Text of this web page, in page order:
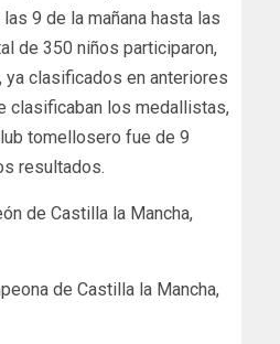
9 de la mañana hasta las
de 350 niños participaron,
clasificados en anteriores
clasificaban los medallistas,
tomellosero fue de 9
resultados.
de Castilla la Mancha,
de Castilla la Mancha,